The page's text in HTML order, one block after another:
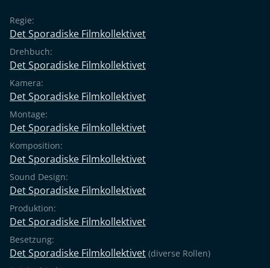
Regie:
Det Sporadiske Filmkollektivet
Drehbuch:
Det Sporadiske Filmkollektivet
Kamera:
Det Sporadiske Filmkollektivet
Montage:
Det Sporadiske Filmkollektivet
Komposition:
Det Sporadiske Filmkollektivet
Sound Design:
Det Sporadiske Filmkollektivet
Produktion:
Det Sporadiske Filmkollektivet
Besetzung:
Det Sporadiske Filmkollektivet (diverse Rollen)